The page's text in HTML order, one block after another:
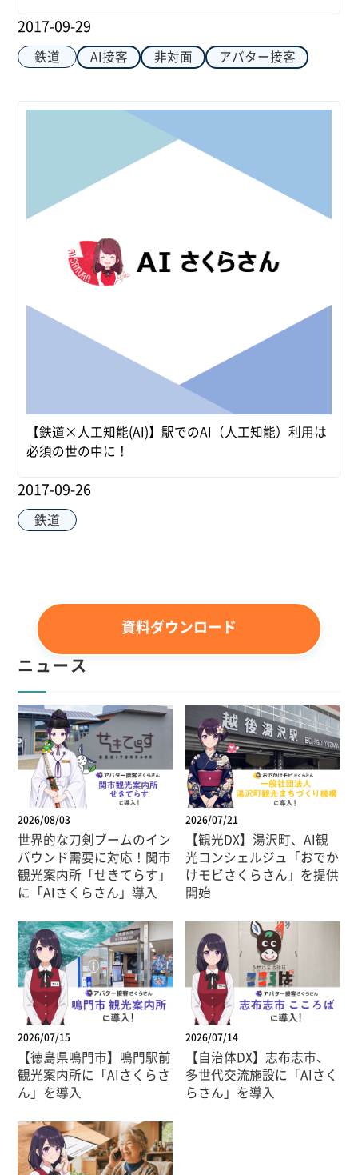
2017-09-29
鉄道 AI接客 非対面 アバター接客
【鉄道×人工知能(AI)】駅でのAI（人工知能）利用は
必須の世の中に！
2017-09-26
鉄道
資料ダウンロード
ニュース
2026/08/03
世界的な刀剣ブームのイン
バウンド需要に対応！関市
観光案内所「せきてらす」
に「AIさくらさん」導入
2026/07/21
【観光DX】湯沢町、AI観
光コンシェルジュ「おでか
けモビさくらさん」を提供
開始
2026/07/15
【徳島県鳴門市】鳴門駅前
観光案内所に「AIさくらさ
ん」を導入
2026/07/14
【自治体DX】志布志市、
多世代交流施設に「AIさく
らさん」を導入